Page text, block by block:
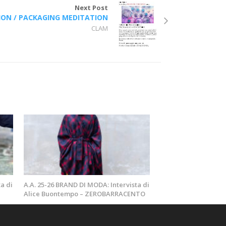
Next Post
/ PACKAGING MEDITATION
CLAM
di
A.A. 25-26 BRAND DI MODA: Intervista di
Alice Buontempo – ZEROBARRACENTO